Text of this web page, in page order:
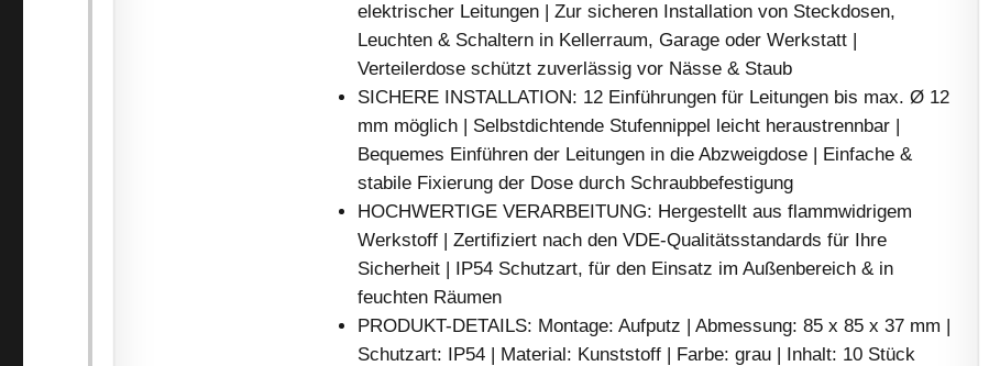
elektrischer Leitungen | Zur sicheren Installation von Steckdosen,
Leuchten & Schaltern in Kellerraum, Garage oder Werkstatt |
Verteilerdose schützt zuverlässig vor Nässe & Staub
SICHERE INSTALLATION: 12 Einführungen für Leitungen bis max. Ø 12
mm möglich | Selbstdichtende Stufennippel leicht heraustrennbar |
Bequemes Einführen der Leitungen in die Abzweigdose | Einfache &
stabile Fixierung der Dose durch Schraubbefestigung
HOCHWERTIGE VERARBEITUNG: Hergestellt aus flammwidrigem
Werkstoff | Zertifiziert nach den VDE-Qualitätsstandards für Ihre
Sicherheit | IP54 Schutzart, für den Einsatz im Außenbereich & in
feuchten Räumen
PRODUKT-DETAILS: Montage: Aufputz | Abmessung: 85 x 85 x 37 mm |
Schutzart: IP54 | Material: Kunststoff | Farbe: grau | Inhalt: 10 Stück